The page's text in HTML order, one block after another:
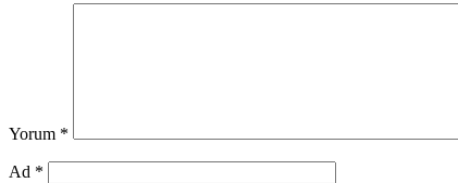
Yorum *
Ad *